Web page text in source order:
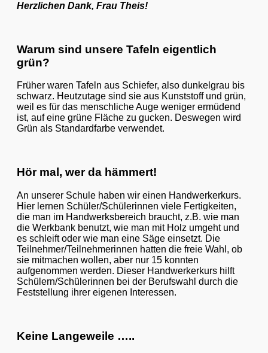
Herzlichen Dank, Frau Theis!
Warum sind unsere Tafeln eigentlich
grün?
Früher waren Tafeln aus Schiefer, also dunkelgrau bis
schwarz. Heutzutage sind sie aus Kunststoff und grün,
weil es für das menschliche Auge weniger ermüdend
ist, auf eine grüne Fläche zu gucken. Deswegen wird
Grün als Standardfarbe verwendet.
Hör mal, wer da hämmert!
An unserer Schule haben wir einen Handwerkerkurs.
Hier lernen Schüler/Schülerinnen viele Fertigkeiten,
die man im Handwerksbereich braucht, z.B. wie man
die Werkbank benutzt, wie man mit Holz umgeht und
es schleift oder wie man eine Säge einsetzt. Die
Teilnehmer/Teilnehmerinnen hatten die freie Wahl, ob
sie mitmachen wollen, aber nur 15 konnten
aufgenommen werden. Dieser Handwerkerkurs hilft
Schülern/Schülerinnen bei der Berufswahl durch die
Feststellung ihrer eigenen Interessen.
Keine Langeweile …..